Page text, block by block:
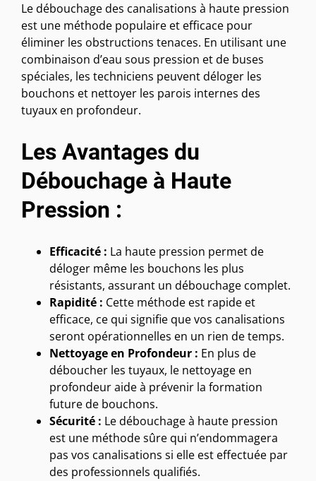
Le débouchage des canalisations à haute pression
est une méthode populaire et efficace pour
éliminer les obstructions tenaces. En utilisant une
combinaison d’eau sous pression et de buses
spéciales, les techniciens peuvent déloger les
bouchons et nettoyer les parois internes des
tuyaux en profondeur.
Les Avantages du
Débouchage à Haute
Pression :
Efficacité : La haute pression permet de
déloger même les bouchons les plus
résistants, assurant un débouchage complet.
Rapidité : Cette méthode est rapide et
efficace, ce qui signifie que vos canalisations
seront opérationnelles en un rien de temps.
Nettoyage en Profondeur : En plus de
déboucher les tuyaux, le nettoyage en
profondeur aide à prévenir la formation
future de bouchons.
Sécurité : Le débouchage à haute pression
est une méthode sûre qui n’endommagera
pas vos canalisations si elle est effectuée par
des professionnels qualifiés.